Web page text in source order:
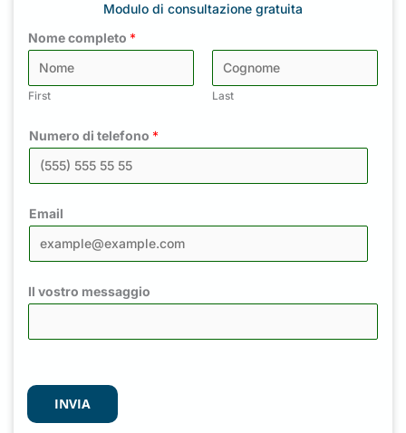
Modulo di consultazione gratuita
Nome completo *
First Last
Numero di telefono *
Email
Il vostro messaggio
INVIA